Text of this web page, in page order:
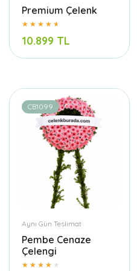
Premium Çelenk
10.899 TL
CB1099
Aynı Gün Teslimat
Pembe Cenaze
Çelengi